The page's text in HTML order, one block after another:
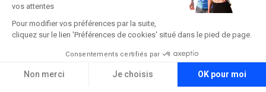
vos attentes
Pour modifier vos préférences par la suite,
cliquez sur le lien 'Préférences de cookies' situé dans le pied de page.
Consentements certifiés par
Non merci Je choisis OK pour moi